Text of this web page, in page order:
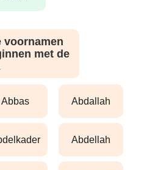
voornamen
met de
abbas abdallah
abdellah